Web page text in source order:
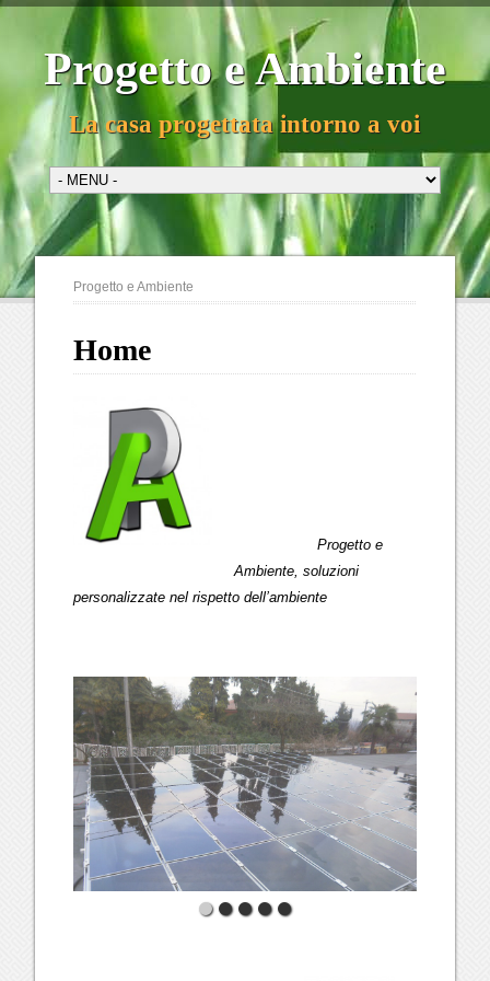
Progetto e Ambiente
La casa progettata intorno a voi
Progetto e Ambiente
Home
Progetto e
Ambiente, soluzioni
personalizzate nel rispetto dell’ambiente